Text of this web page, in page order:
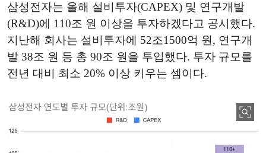
삼성전자는 올해 설비투자(CAPEX) 및 연구개발
(R&D)에 110조 원 이상을 투자하겠다고 공시했다.
지난해 회사는 설비투자에 52조1500억 원, 연구개
발 38조 원 등 총 90조 원을 투입했다. 투자 규모를
전년 대비 최소 20% 이상 키우는 셈이다.